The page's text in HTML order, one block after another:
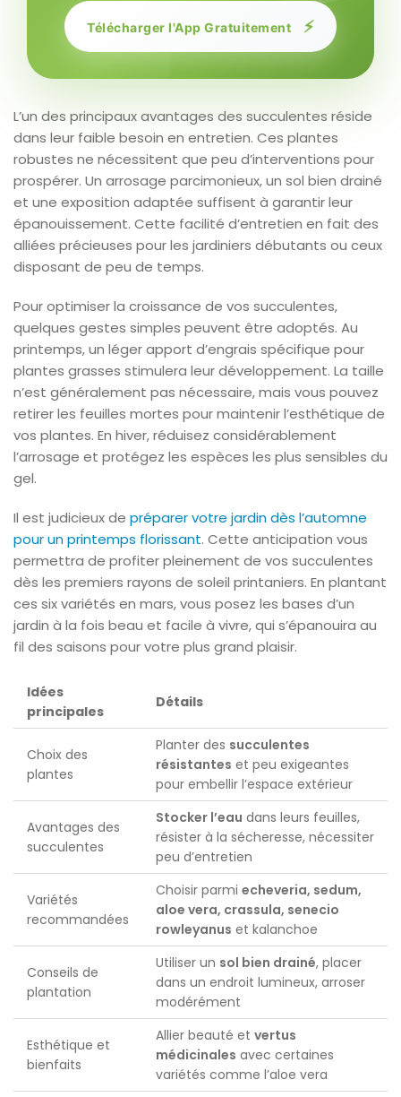
Télécharger l'App Gratuitement ⚡
L’un des principaux avantages des succulentes réside
dans leur faible besoin en entretien. Ces plantes
robustes ne nécessitent que peu d’interventions pour
prospérer. Un arrosage parcimonieux, un sol bien drainé
et une exposition adaptée suffisent à garantir leur
épanouissement. Cette facilité d’entretien en fait des
alliées précieuses pour les jardiniers débutants ou ceux
disposant de peu de temps.
Pour optimiser la croissance de vos succulentes,
quelques gestes simples peuvent être adoptés. Au
printemps, un léger apport d’engrais spécifique pour
plantes grasses stimulera leur développement. La taille
n’est généralement pas nécessaire, mais vous pouvez
retirer les feuilles mortes pour maintenir l’esthétique de
vos plantes. En hiver, réduisez considérablement
l’arrosage et protégez les espèces les plus sensibles du
gel.
Il est judicieux de préparer votre jardin dès l’automne
pour un printemps florissant. Cette anticipation vous
permettra de profiter pleinement de vos succulentes
dès les premiers rayons de soleil printaniers. En plantant
ces six variétés en mars, vous posez les bases d’un
jardin à la fois beau et facile à vivre, qui s’épanouira au
fil des saisons pour votre plus grand plaisir.
Idées
principales
Détails
Choix des
plantes
Planter des succulentes
résistantes et peu exigeantes
pour embellir l’espace extérieur
Avantages des
succulentes
Stocker l’eau dans leurs feuilles,
résister à la sécheresse, nécessiter
peu d’entretien
Variétés
recommandées
Choisir parmi echeveria, sedum,
aloe vera, crassula, senecio
rowleyanus et kalanchoe
Conseils de
plantation
Utiliser un sol bien drainé, placer
dans un endroit lumineux, arroser
modérément
Esthétique et
bienfaits
Allier beauté et vertus
médicinales avec certaines
variétés comme l’aloe vera